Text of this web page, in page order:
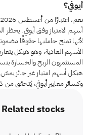
أيوفي؟
لأنها تمنح حامليها حقوقًا
الأسهم العادية، وهو هيكل
هيكل أسهم امتياز غير جائز
وكسائر معايير أيوفي، يُتحقق
Related stocks